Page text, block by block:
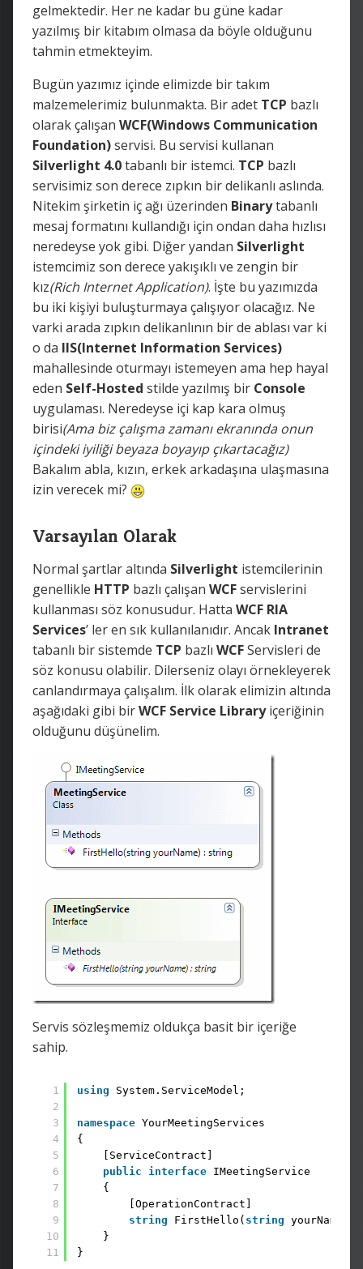
gelmektedir. Her ne kadar bu güne kadar
yazılmış bir kitabım olmasa da böyle olduğunu
tahmin etmekteyim.
Bugün yazımız içinde elimizde bir takım
malzemelerimiz bulunmakta. Bir adet TCP bazlı
olarak çalışan WCF(Windows Communication
Foundation)servisi. Bu servisi kullanan
Silverlight 4.0tabanlı bir istemci. TCP bazlı
servisimiz son derece zıpkın bir delikanlı aslında.
Nitekim şirketin iç ağı üzerinden Binarytabanlı
mesaj formatını kullandığı için ondan daha hızlısı
neredeyse yok gibi. Diğer yandan Silverlight
istemcimiz son derece yakışıklı ve zengin bir
kız(Rich Internet Application). İşte bu yazımızda
bu iki kişiyi buluşturmaya çalışıyor olacağız. Ne
varki arada zıpkın delikanlının bir de ablası var ki
o da IIS(Internet Information Services)
mahallesinde oturmayı istemeyen ama hep hayal
eden Self-Hosted stilde yazılmış bir Console
uygulaması. Neredeyse içi kap kara olmuş
birisi(Ama biz çalışma zamanı ekranında onun
içindeki iyiliği beyaza boyayıp çıkartacağız)
Bakalım abla, kızın, erkek arkadaşına ulaşmasına
izin verecek mi?
Varsayılan Olarak
Normal şartlar altında Silverlight istemcilerinin
genellikle HTTP bazlı çalışan WCFservislerini
kullanması söz konusudur. Hatta WCF RIA
Services’ ler en sık kullanılanıdır. Ancak Intranet
tabanlı bir sistemde TCP bazlı WCFServisleri de
söz konusu olabilir. Dilerseniz olayı örnekleyerek
canlandırmaya çalışalım. İlk olarak elimizin altında
aşağıdaki gibi birWCF Service Libraryiçeriğinin
olduğunu düşünelim.
Servis sözleşmemiz oldukça basit bir içeriğe
sahip.
1
2
3
4
5
6
7
8
9
10
11
using System.ServiceModel;
namespace YourMeetingServices
{
[ServiceContract]
public
interface IMeetingService
{
[OperationContract]
string
FirstHello( string yourName);
}
}